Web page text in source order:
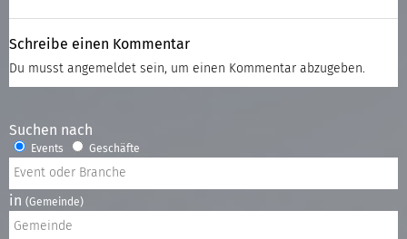
Schreibe einen Kommentar
Du musst angemeldet sein, um einen Kommentar abzugeben.
Suchen nach
Events Geschäfte
in (Gemeinde)